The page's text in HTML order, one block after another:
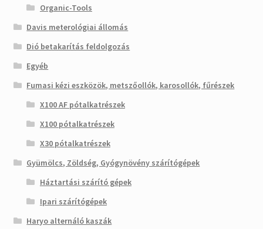
Organic-Tools
Davis meterológiai állomás
Dió betakarítás feldolgozás
Egyéb
Fumasi kézi eszközök, metszőollók, karosollók, fűrészek
X100 AF pótalkatrészek
X100 pótalkatrészek
X30 pótalkatrészek
Gyümölcs, Zöldség, Gyógynövény szárítógépek
Háztartási szárító gépek
Ipari szárítógépek
Haryo alternáló kaszák